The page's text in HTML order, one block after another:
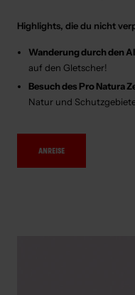
Highlights, die du nicht
Wanderung durch den
auf den Gletscher!
Besuch des Pro Natura
Natur und
ANREISE